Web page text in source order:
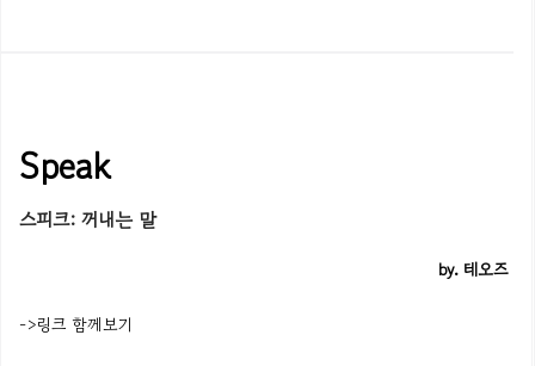
Speak
스피크: 꺼내는 말
by. 테오즈
->링크 함께보기